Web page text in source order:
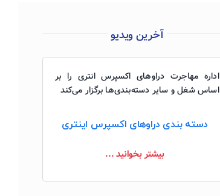
آخرین ویدیو
اداره مهاجرت دراوهای اکسپرس انتری را بر
اساس شغل و سایر دسته‌بندی‌ها برگزار می‌کند
دسته بندی دراوهای اکسپرس اینتری
بیشتر بخوانید ...